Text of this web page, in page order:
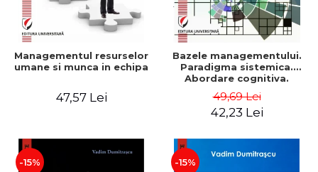
Managementul resurselor
umane si munca in echipa
47,57 Lei
Bazele managementului.
Paradigma sistemica.
Abordare cognitiva.
comportamentala - Vadim
Dumitrascu
49,69 Lei
42,23 Lei
-15% -15%